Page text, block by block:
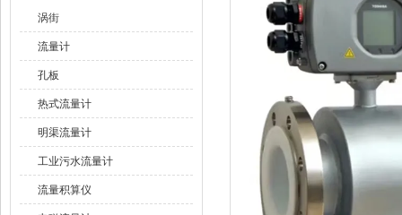
涡街
流量计
孔板
热式流量计
明渠流量计
工业污水流量计
流量积算仪